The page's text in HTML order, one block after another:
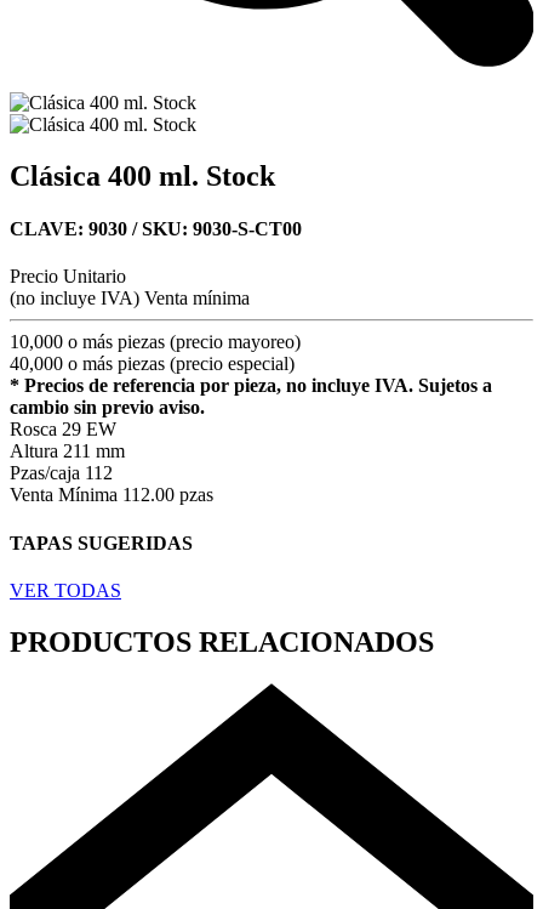
Clásica 400 ml. Stock
CLAVE: 9030 / SKU: 9030-S-CT00
Precio Unitario
(no incluye IVA) Venta mínima
10,000 o más piezas (precio mayoreo)
40,000 o más piezas (precio especial)
* Precios de referencia por pieza, no incluye IVA. Sujetos a
cambio sin previo aviso.
Rosca 29 EW
Altura 211 mm
Pzas/caja 112
Venta Mínima 112.00 pzas
TAPAS SUGERIDAS
VER TODAS
PRODUCTOS RELACIONADOS